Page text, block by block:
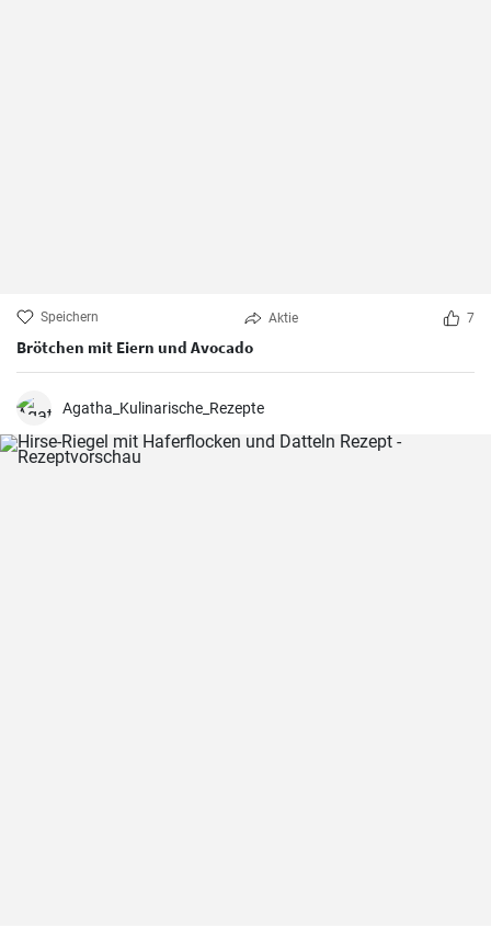
Speichern Aktie 7
Brötchen mit Eiern und Avocado
Agatha_Kulinarische_Rezepte